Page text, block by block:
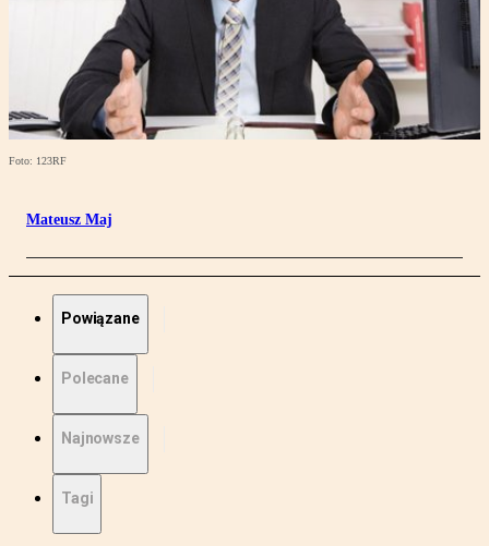
Foto: 123RF
Mateusz Maj
Powiązane
Polecane
Najnowsze
Tagi